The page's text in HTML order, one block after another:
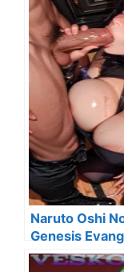
Naruto Oshi
Genesis